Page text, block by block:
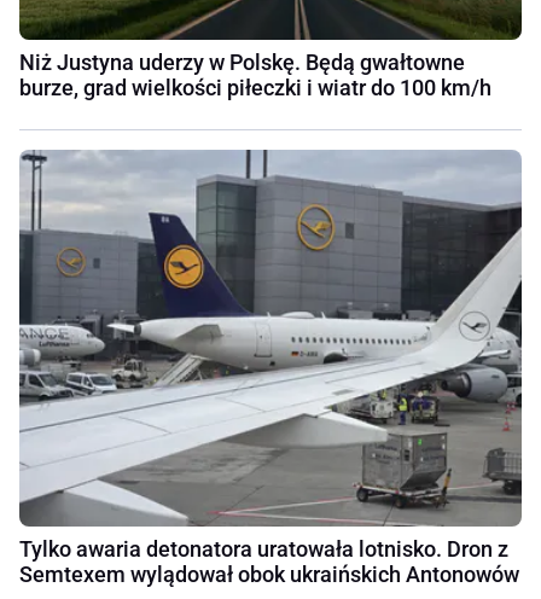
Niż Justyna uderzy w Polskę. Będą gwałtowne
burze, grad wielkości piłeczki i wiatr do 100 km/h
Tylko awaria detonatora uratowała lotnisko. Dron z
Semtexem wylądował obok ukraińskich Antonowów